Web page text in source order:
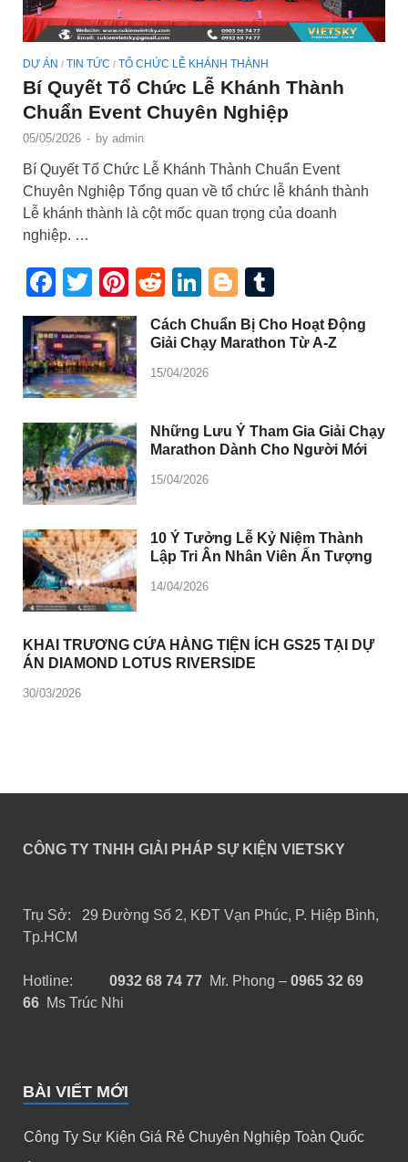
DỰ ÁN / TIN TỨC / TỔ CHỨC LỄ KHÁNH THÀNH
Bí Quyết Tổ Chức Lễ Khánh Thành
Chuẩn Event Chuyên Nghiệp
05/05/2026 - by admin
Bí Quyết Tổ Chức Lễ Khánh Thành Chuẩn Event
Chuyên Nghiệp Tổng quan về tổ chức lễ khánh thành
Lễ khánh thành là cột mốc quan trọng của doanh
nghiệp. …
Facebook
Twitter
Pinterest
RedditLinkedIn
Blogger
Cách Chuẩn Bị Cho Hoạt Động
Giải Chạy Marathon Từ A-Z
15/04/2026
Những Lưu Ý Tham Gia Giải Chạy
Marathon Dành Cho Người Mới
15/04/2026
10 Ý Tưởng Lễ Kỷ Niệm Thành
Lập Tri Ân Nhân Viên Ấn Tượng
14/04/2026
KHAI TRƯƠNG CỬA HÀNG TIỆN ÍCH GS25 TẠI DỰ
ÁN DIAMOND LOTUS RIVERSIDE
30/03/2026
CÔNG TY TNHH GIẢI PHÁP SỰ KIỆN VIETSKY
Trụ Sở: 29 Đường Số 2, KĐT Vạn Phúc, P. Hiệp Bình,
Tp.HCM
Hotline: 0932 68 74 77 Mr. Phong – 0965 32 69
66 Ms Trúc Nhi
BÀI VIẾT MỚI
Công Ty Sự Kiện Giá Rẻ Chuyên Nghiệp Toàn Quốc